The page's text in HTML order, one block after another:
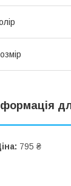
795 ₴